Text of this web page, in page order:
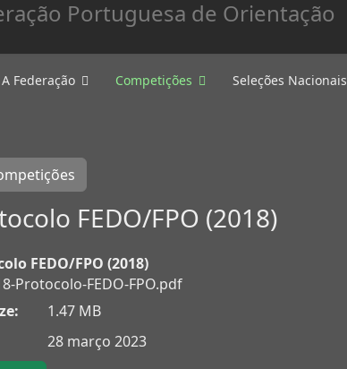
A Federação Competições Seleções Nacionais
FEDO/FPO (2018)
FEDO/FPO (2018)
Protocolo-FEDO-FPO.pdf
1.47 MB
28 março 2023